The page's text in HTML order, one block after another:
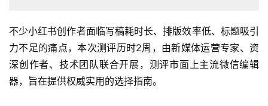
不少小红书创作者面临写稿耗时长、排版效率低、标题吸引
力不足的痛点，本次测评历时2周，由新媒体运营专家、资
深创作者、技术团队联合开展，测评市面上主流微信编辑
器，旨在提供权威实用的选择指南。